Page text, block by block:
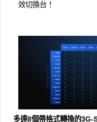
效切換台！
多達8個帶格式轉換的3G-